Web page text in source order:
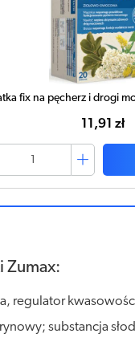
Herbatka Drogi Moczowe
10,04 zł
Zumax:
regulator
substancja